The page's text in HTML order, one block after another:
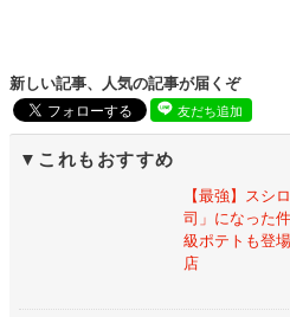
新しい記事、人気の記事が届くぞ
友だち追加
これもおすすめ
【最強】スシ
司」になった
級ポテトも登
店